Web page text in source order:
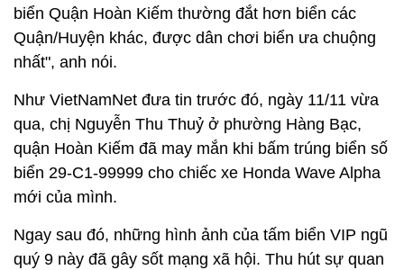
biển Quận Hoàn Kiếm thường đắt hơn biển các
Quận/Huyện khác, được dân chơi biển ưa chuộng
nhất", anh nói.
Như VietNamNet đưa tin trước đó, ngày 11/11 vừa
qua, chị Nguyễn Thu Thuỷ ở phường Hàng Bạc,
quận Hoàn Kiếm đã may mắn khi bấm trúng biển số
biển 29-C1-99999 cho chiếc xe Honda Wave Alpha
mới của mình.
Ngay sau đó, những hình ảnh của tấm biển VIP ngũ
quý 9 này đã gây sốt mạng xã hội. Thu hút sự quan